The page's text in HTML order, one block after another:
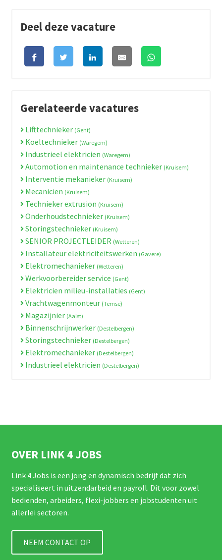
Deel deze vacature
Gerelateerde vacatures
Lifttechnieker (Gent)
Koeltechnieker (Waregem)
Industrieel elektricien (Waregem)
Automotion en maintenance technieker (Kruisem)
Interventie mekanieker (Kruisem)
Mecanicien (Kruisem)
Technieker extrusion (Kruisem)
Onderhoudstechnieker (Kruisem)
Storingstechnieker (Kruisem)
SENIOR PROJECTLEIDER (Wetteren)
Installateur elektriciteitswerken (Gavere)
Elektromechanieker (Wetteren)
Werkvoorbereider service (Gent)
Elektricien milieu-installaties (Gent)
Vrachtwagenmonteur (Temse)
Magazijnier (Aalst)
Binnenschrijnwerker (Destelbergen)
Storingstechnieker (Destelbergen)
Elektromechanieker (Destelbergen)
Industrieel elektricien (Destelbergen)
OVER LINK 4 JOBS
Link 4 Jobs is een jong en dynamisch bedrijf dat zich
specialiseert in uitzendarbeid en payroll. Dit voor zowel
bedienden, arbeiders, flexi-jobbers en jobstudenten uit
allerlei sectoren.
NEEM CONTACT OP